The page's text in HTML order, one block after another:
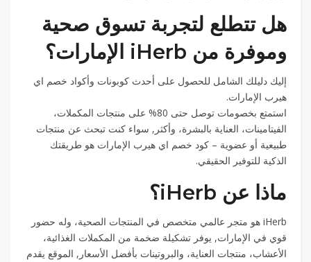
هل تتطلع لتجربة تسوق صحية
وموفرة من iHerb الإمارات؟
إليك دليلك الشامل للحصول على أحدث كوبونات وأكواد خصم اي
هيرب الإمارات.
استمتع بخصومات توصل حتى 80% على منتجات المكملات،
الفيتامينات، العناية بالبشرة، وأكثر, سواء كنت تبحث عن منتجات
طبيعية أو عضوية – كود خصم اي هيرب الإمارات هو طريقتك
الذكية للتوفير الحقيقي.
ماذا عن iHerb؟
iHerb هو متجر عالمي متخصص في المنتجات الصحية، وله حضور
قوي في الإمارات, يوفر تشكيلة ضخمة من المكملات الغذائية،
الأعشاب، منتجات العناية، والبروتينات بأفضل الأسعار, الموقع يقدم